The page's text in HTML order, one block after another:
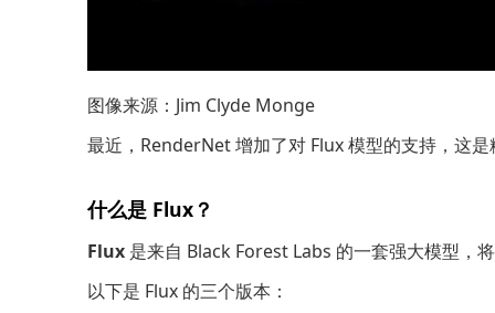
图像来源： Jim Clyde Monge
最近，RenderNet 增加了对 Flux 模型的支持，这
什么是 Flux？
Flux 是来自 Black Forest Labs 的一套强大模型，
以下是 Flux 的三个版本：